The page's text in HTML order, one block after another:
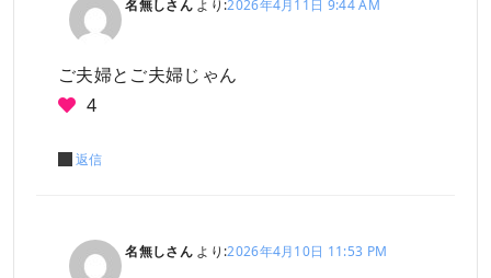
名無しさん より:2026年4月11日 9:44 AM
ご夫婦とご夫婦じゃん
4
返信
名無しさん より:2026年4月10日 11:53 PM